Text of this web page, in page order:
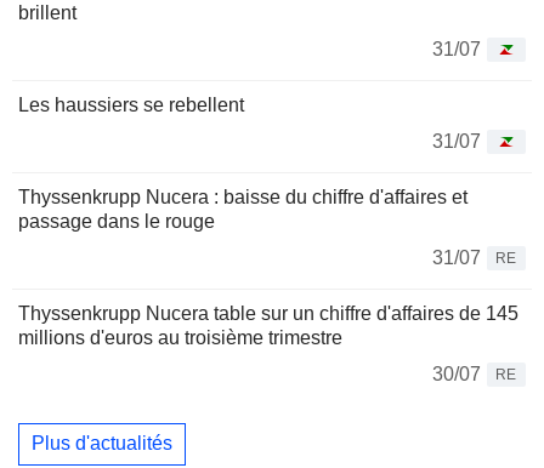
brillent
31/07
Les haussiers se rebellent
31/07
Thyssenkrupp Nucera : baisse du chiffre d'affaires et
passage dans le rouge
31/07
RE
Thyssenkrupp Nucera table sur un chiffre d'affaires de 145
millions d'euros au troisième trimestre
30/07
RE
Plus d'actualités